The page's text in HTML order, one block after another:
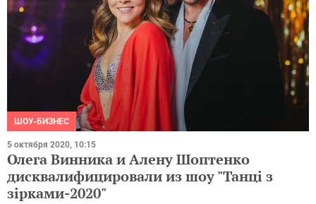
ШОУ-БИЗНЕС
5 октября 2020, 10:15
Олега Винника и Алену Шоптенко
дисквалифицировали из шоу "Танці з
зірками-2020"